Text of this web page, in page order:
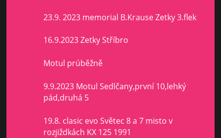
23.9. 2023 memorial B.Krause Zetky 3.flek
16.9.2023 Zetky Stříbro
Motul prúběžně
9.9.2023 Motul Sedlčany,první 10,lehký
pád,druhá 5
19.8. clasic evo Světec 8 a 7 misto v
rozjiždkách KX 125 1991